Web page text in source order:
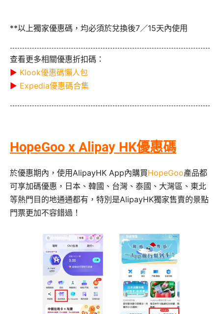
**以上獨家優惠碼，均必須於兌換後7／15天內使用
查看更多相關優惠折扣碼：
▶ Klook優惠碼懶人包
▶ Expedia優惠碼合集
HopeGoo x Alipay HK優惠碼
於優惠期內，使用AlipayHK App內購買HopeGoo產品都
可享加碼優惠，日本、韓國、台灣、泰國、大灣區、東北
等熱門目的地通通都有，特別是AlipayHK獨家售賣的景點
門票更加不容錯過！